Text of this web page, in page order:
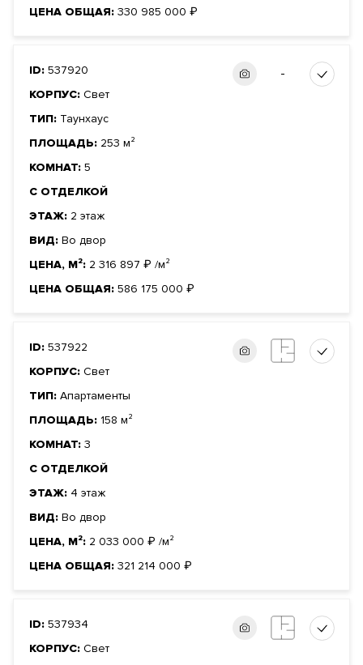
ЦЕНА ОБЩАЯ: 330 985 000 ₽
ID: 537920
КОРПУС: Свет
ТИП: Таунхаус
ПЛОЩАДЬ: 253 м²
КОМНАТ: 5
С ОТДЕЛКОЙ
ЭТАЖ: 2 этаж
ВИД: Во двор
ЦЕНА, М²: 2 316 897 ₽ /м²
ЦЕНА ОБЩАЯ: 586 175 000 ₽
-
ID: 537922
КОРПУС: Свет
ТИП: Апартаменты
ПЛОЩАДЬ: 158 м²
КОМНАТ: 3
С ОТДЕЛКОЙ
ЭТАЖ: 4 этаж
ВИД: Во двор
ЦЕНА, М²: 2 033 000 ₽ /м²
ЦЕНА ОБЩАЯ: 321 214 000 ₽
ID: 537934
КОРПУС: Свет